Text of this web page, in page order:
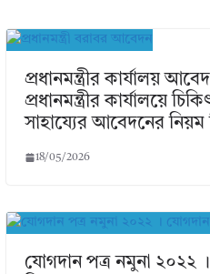
প্রধানমন্ত্রীর কার্যালয়
প্রধানমন্ত্রীর কার্যালয়ে
সাহায্যের আবেদনের নিয়ম
18/05/2026
যোগদান পত্র নমুনা ২০২২